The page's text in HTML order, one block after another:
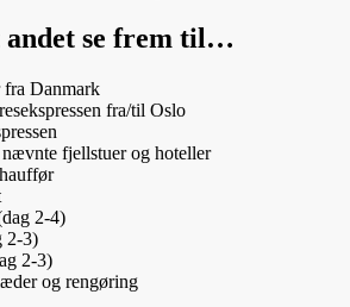
andet se frem til…
Danmark
fra/til Oslo
fjellstuer og hoteller
2-4)
2-3)
2-3)
og rengøring